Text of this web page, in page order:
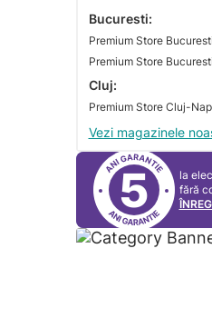
Bucuresti:
Premium Store
Cluj:
Vezi magazinele
5
la
fără